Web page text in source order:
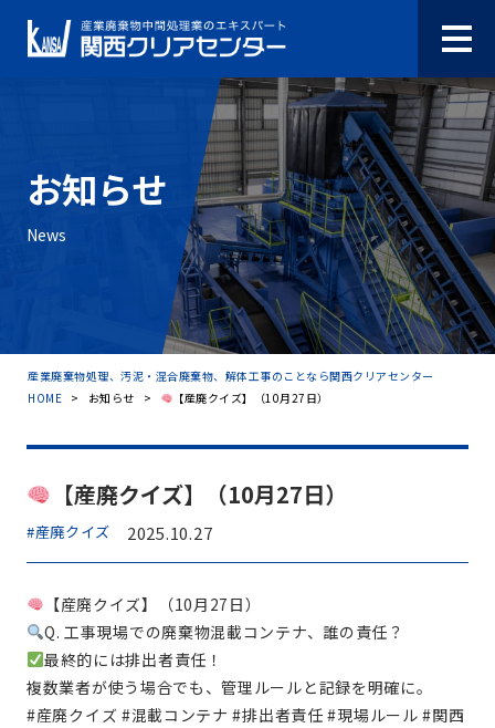
お知らせ
News
産業廃棄物処理、汚泥・混合廃棄物、解体工事のことなら関西クリアセンター
HOME > お知らせ > 【産廃クイズ】（10月27日）
【産廃クイズ】（10月27日）
#産廃クイズ 2025.10.27
【産廃クイズ】（10月27日）
Q. 工事現場での廃棄物混載コンテナ、誰の責任？
最終的には排出者責任！
複数業者が使う場合でも、管理ルールと記録を明確に。
#産廃クイズ #混載コンテナ #排出者責任 #現場ルール #関西